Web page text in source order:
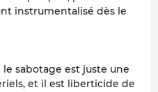
instrumentalisé dès le
sabotage est juste une
et il est liberticide de